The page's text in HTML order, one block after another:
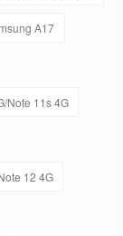
A17
Note 11s 4G
12 4G